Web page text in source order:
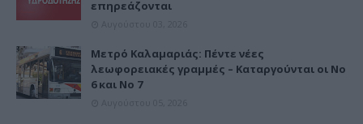
επηρεάζονται
Μετρό Καλαμαριάς: Πέντε νέες
λεωφορειακές γραμμές – Καταργούνται οι Νο
6 και Νο 7